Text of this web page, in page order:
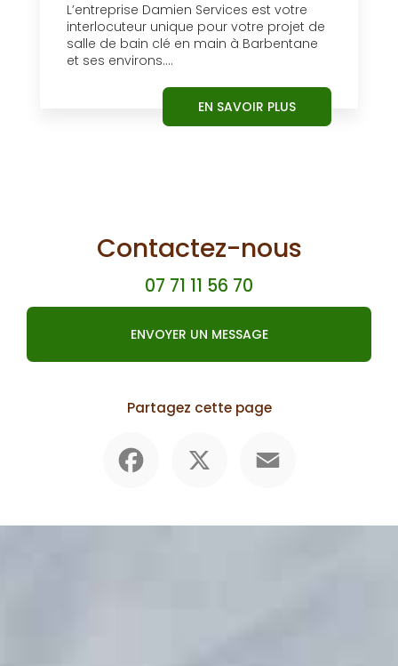
L’entreprise Damien Services est votre
interlocuteur unique pour votre projet de
salle de bain clé en main à Barbentane
et ses environs....
EN SAVOIR PLUS
Contactez-nous
07 71 11 56 70
ENVOYER UN MESSAGE
Partagez cette page